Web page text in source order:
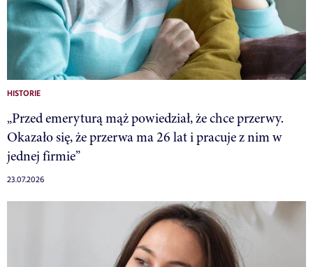
HISTORIE
„Przed emeryturą mąż powiedział, że chce przerwy.
Okazało się, że przerwa ma 26 lat i pracuje z nim w
jednej firmie”
23.07.2026